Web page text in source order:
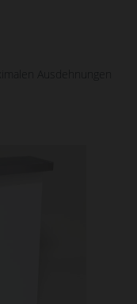
Ausdehnungen